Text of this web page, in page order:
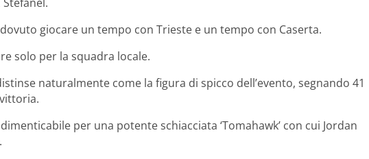
giocare un tempo con Trieste e un tempo con Caserta.
solo per la squadra locale.
naturalmente come la figura di spicco dell’evento, segnando 41
per una potente schiacciata ‘Tomahawk’ con cui Jordan